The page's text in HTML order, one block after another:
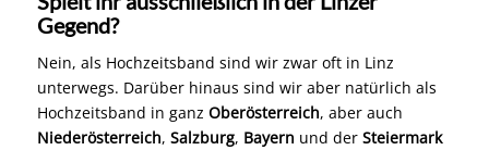
Gegend?
Nein, als Hochzeitsband sind wir zwar oft in Linz
unterwegs. Darüber hinaus sind wir aber natürlich als
Hochzeitsband in ganz Oberösterreich, aber auch
Niederösterreich, Salzburg, Bayern und der Steiermark